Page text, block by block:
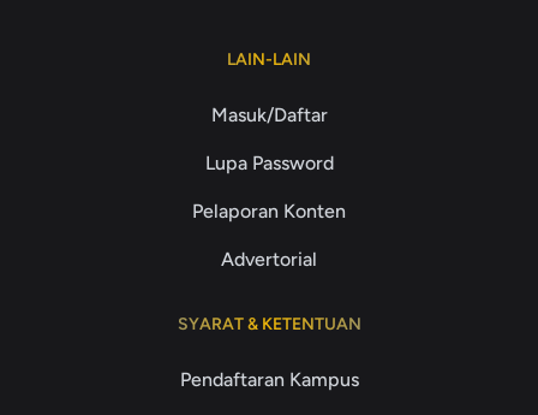
LAIN-LAIN
Masuk/Daftar
Lupa Password
Pelaporan Konten
Advertorial
SYARAT & KETENTUAN
Pendaftaran Kampus